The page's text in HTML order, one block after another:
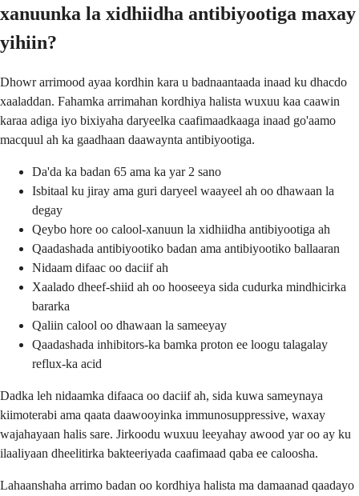
xanuunka la xidhiidha antibiyootiga maxay
yihiin?
Dhowr arrimood ayaa kordhin kara u badnaantaada inaad ku dhacdo
xaaladdan. Fahamka arrimahan kordhiya halista wuxuu kaa caawin
karaa adiga iyo bixiyaha daryeelka caafimaadkaaga inaad go'aamo
macquul ah ka gaadhaan daawaynta antibiyootiga.
Da'da ka badan 65 ama ka yar 2 sano
Isbitaal ku jiray ama guri daryeel waayeel ah oo dhawaan la
degay
Qeybo hore oo calool-xanuun la xidhiidha antibiyootiga ah
Qaadashada antibiyootiko badan ama antibiyootiko ballaaran
Nidaam difaac oo daciif ah
Xaalado dheef-shiid ah oo hooseeya sida cudurka mindhicirka
bararka
Qaliin calool oo dhawaan la sameeyay
Qaadashada inhibitors-ka bamka proton ee loogu talagalay
reflux-ka acid
Dadka leh nidaamka difaaca oo daciif ah, sida kuwa sameynaya
kiimoterabi ama qaata daawooyinka immunosuppressive, waxay
wajahayaan halis sare. Jirkoodu wuxuu leeyahay awood yar oo ay ku
ilaaliyaan dheelitirka bakteeriyada caafimaad qaba ee caloosha.
Lahaanshaha arrimo badan oo kordhiya halista ma damaanad qaadayo